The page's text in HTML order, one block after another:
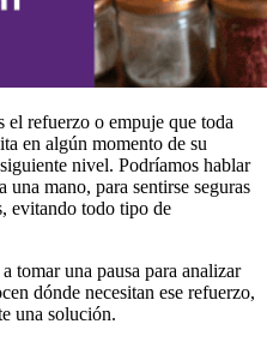
el refuerzo o empuje que toda
en algún momento de su
nivel. Podríamos hablar
una mano, para sentirse seguras
evitando todo tipo de
tomar una pausa para analizar
dónde necesitan ese refuerzo,
una solución.